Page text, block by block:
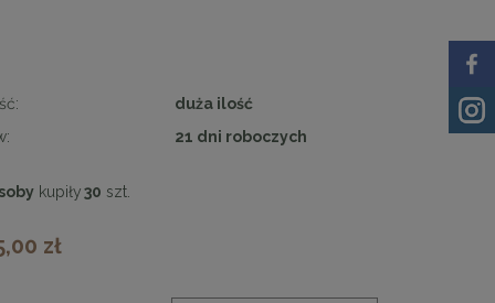
duża ilość
21 dni roboczych
kupiły 30 szt.
zł